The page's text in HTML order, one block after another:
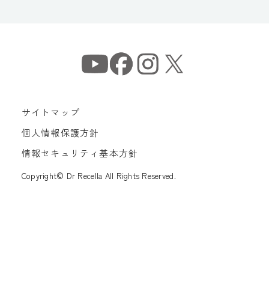
サイトマップ
個人情報保護方針
情報セキュリティ基本方針
Copyright© Dr Recella All Rights Reserved.